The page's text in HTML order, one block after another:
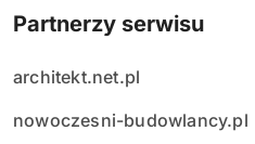
Partnerzy serwisu
architekt.net.pl
nowoczesni-budowlancy.pl